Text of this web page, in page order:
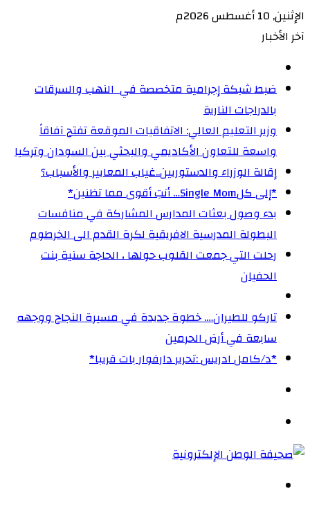
الإثنين, 10 أغسطس 2026م
آخر الأخبار
ضبط شبكة إجرامية متخصصة في النهب والسرقات
بالدراجات النارية‏
وزير التعليم العالي: الاتفاقيات الموقعة تفتح آفاقاً
واسعة للتعاون الأكاديمي والبحثي بين السودان وتركيا
إقالة الوزراء والدستوريين..غياب المعايير والأسباب؟
‏*إلى كلSingle Mom… أنتِ أقوى مما تظنين*
بدء وصول بعثات المدارس المشاركة في منافسات
البطولة المدرسية الافريقية لكرة القدم الى الخرطوم
رحلت التي جمعت القلوب حولها ، الحاجة سنية بنت
الحفيان
تاركو للطيران…. خطوة جديدة في مسيرة النجاح ووجهه
سابعة في أرض الحرمين
‏*د/كامل ادريس :تحرير دارفوار بات قريبا*